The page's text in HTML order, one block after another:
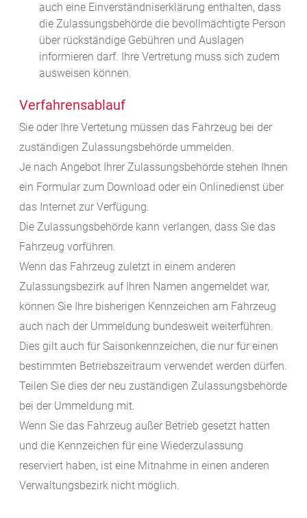
auch eine Einverständniserklärung enthalten, dass
die Zulassungsbehörde die bevollmächtigte Person
über rückständige Gebühren und Auslagen
informieren darf. Ihre Vertretung muss sich zudem
ausweisen können.
Verfahrensablauf
Sie oder Ihre Vertetung müssen das Fahrzeug bei der
zuständigen Zulassungsbehörde ummelden.
Je nach Angebot Ihrer Zulassungsbehörde stehen Ihnen
ein Formular zum Download oder ein Onlinedienst über
das Internet zur Verfügung.
Die Zulassungsbehörde kann verlangen, dass Sie das
Fahrzeug vorführen.
Wenn das Fahrzeug zuletzt in einem anderen
Zulassungsbezirk auf Ihren Namen angemeldet war,
können Sie Ihre bisherigen Kennzeichen am Fahrzeug
auch nach der Ummeldung bundesweit weiterführen.
Dies gilt auch für Saisonkennzeichen, die nur für einen
bestimmten Betriebszeitraum verwendet werden dürfen.
Teilen Sie dies der neu zuständigen Zulassungsbehörde
bei der Ummeldung mit.
Wenn Sie das Fahrzeug außer Betrieb gesetzt hatten
und die Kennzeichen für eine Wiederzulassung
reserviert haben, ist eine Mitnahme in einen anderen
Verwaltungsbezirk nicht möglich.